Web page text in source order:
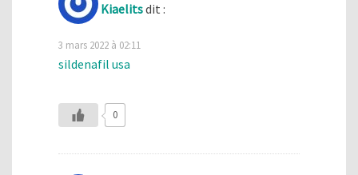
Kiaelitsdit :
3 mars 2022 à 02:11
sildenafil usa
0